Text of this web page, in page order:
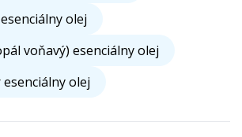
olej
voňavý) esenciálny olej
olej